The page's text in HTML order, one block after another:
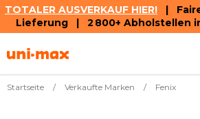
TOTALER AUSVERKAUF HIER! |
Lieferung | 2 800+ Abholstellen
Inhalt
Startseite / Verkaufte Marken / Fenix